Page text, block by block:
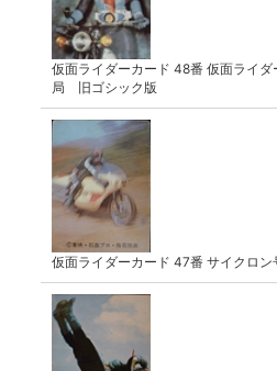
仮面ライダーカード 48番 仮面ライ
局 旧ゴシック版
仮面ライダーカード 47番 サイクロ